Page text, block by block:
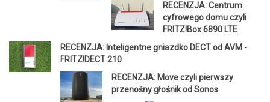
RECENZJA: Centrum
cyfrowego domu czyli
FRITZ!Box 6890 LTE
RECENZJA: Inteligentne gniazdko DECT od AVM -
FRITZ!DECT 210
RECENZJA: Move czyli pierwszy
przenośny głośnik od Sonos